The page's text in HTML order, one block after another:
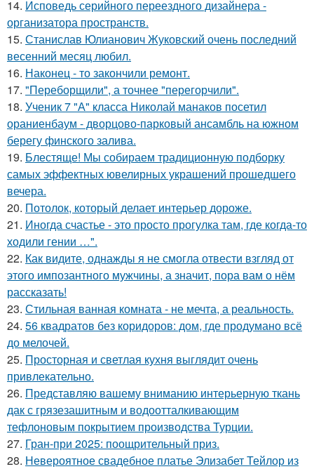
14. Исповедь серийного переездного дизайнера -
организатора пространств.
15. Станислав Юлианович Жуковский очень последний
весенний месяц любил.
16. Наконец - то закончили ремонт.
17. "Переборщили", а точнее "перегорчили".
18. Ученик 7 "А" класса Николай манаков посетил
ораниенбаум - дворцово-парковый ансамбль на южном
берегу финского залива.
19. Блестяще! Мы собираем традиционную подборку
самых эффектных ювелирных украшений прошедшего
вечера.
20. Потолок, который делает интерьер дороже.
21. Иногда счастье - это просто прогулка там, где когда-то
ходили гении …".
22. Как видите, однажды я не смогла отвести взгляд от
этого импозантного мужчины, а значит, пора вам о нём
рассказать!
23. Стильная ванная комната - не мечта, а реальность.
24. 56 квадратов без коридоров: дом, где продумано всё
до мелочей.
25. Просторная и светлая кухня выглядит очень
привлекательно.
26. Представляю вашему вниманию интерьерную ткань
дак с грязезашитным и водоотталкивающим
тефлоновым покрытием производства Турции.
27. Гран-при 2025: поощрительный приз.
28. Невероятное свадебное платье Элизабет Тейлор из